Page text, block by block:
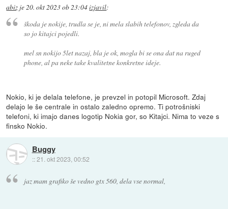
abiz je20. okt 2023 ob 23:04izjavil:
škoda je nokije, trudla se je, ni mela slabih telefonov, zgleda da
so jo kitajci pojedli.
mel sn nokijo 5let nazaj, bla je ok, mogla bi se ona dat na ruged
phone, al pa neke take kvalitetne konkretne ideje.
Nokio, ki je delala telefone, je prevzel in potopil Microsoft. Zdaj
delajo le še centrale in ostalo zaledno opremo. Ti potrošniski
telefoni, ki imajo danes logotip Nokia gor, so Kitajci. Nima to veze s
finsko Nokio.
Buggy
::21. okt 2023, 00:52
jaz mam grafiko še vedno gtx 560, dela vse normal,